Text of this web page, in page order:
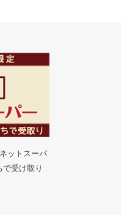
ットスーパ
受け取り